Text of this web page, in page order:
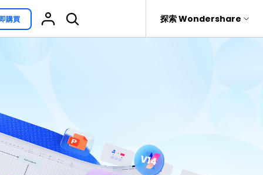
援。
新聞中心
商店
探索 Wondershare
家系圖
圖標
費可編輯的供應鏈圖範例 >
選9款Excel甘特圖範本 >
文氏圖符號與集合符號 >
購買